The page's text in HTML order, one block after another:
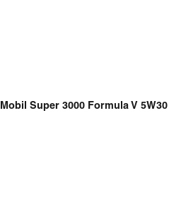
Mobil Super 3000 Formula V 5W30